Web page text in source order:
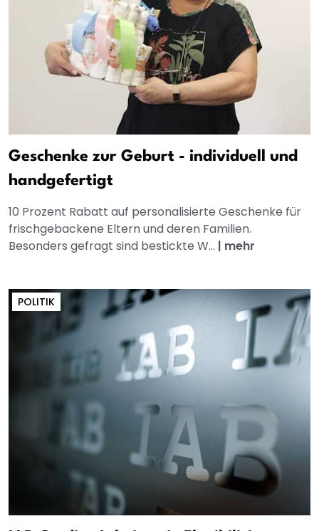
Geschenke zur Geburt - individuell und
handgefertigt
10 Prozent Rabatt auf personalisierte Geschenke für
frischgebackene Eltern und deren Familien.
Besonders gefragt sind bestickte W... | mehr
POLITIK